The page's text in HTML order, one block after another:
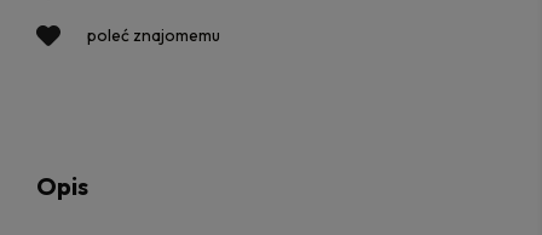
poleć znajomemu
Opis